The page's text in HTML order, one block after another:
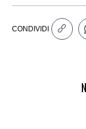
CONDIVIDI